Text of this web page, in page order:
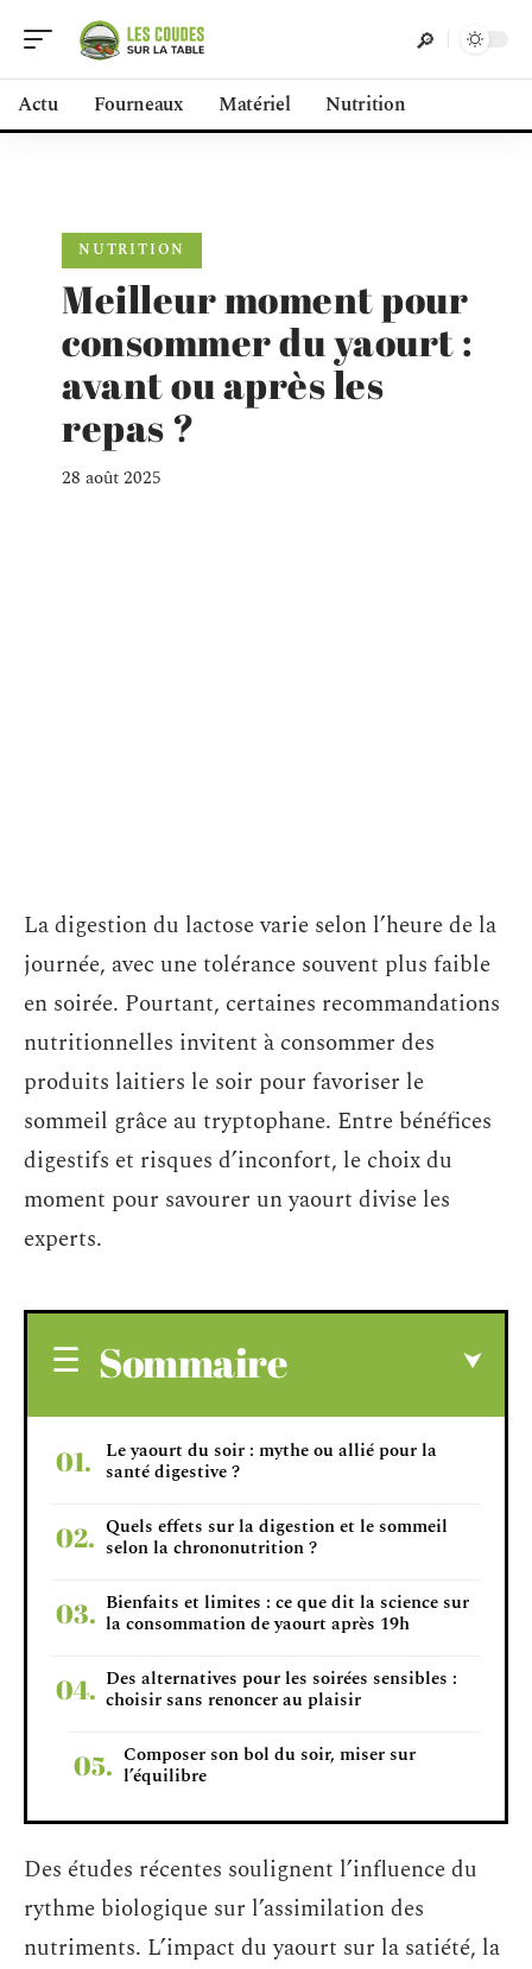
Actu Fourneaux Matériel Nutrition
NUTRITION
Meilleur moment pour
consommer du yaourt :
avant ou après les
repas ?
28 août 2025
La digestion du lactose varie selon l’heure de la
journée, avec une tolérance souvent plus faible
en soirée. Pourtant, certaines recommandations
nutritionnelles invitent à consommer des
produits laitiers le soir pour favoriser le
sommeil grâce au tryptophane. Entre bénéfices
digestifs et risques d’inconfort, le choix du
moment pour savourer un yaourt divise les
experts.
Sommaire
Le yaourt du soir : mythe ou allié pour la
santé digestive ?
Quels effets sur la digestion et le sommeil
selon la chrononutrition ?
Bienfaits et limites : ce que dit la science sur
la consommation de yaourt après 19h
Des alternatives pour les soirées sensibles :
choisir sans renoncer au plaisir
Composer son bol du soir, miser sur
l’équilibre
Des études récentes soulignent l’influence du
rythme biologique sur l’assimilation des
nutriments. L’impact du yaourt sur la satiété, la